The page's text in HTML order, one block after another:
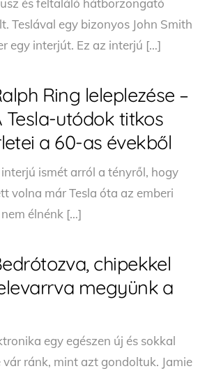
és feltaláló hátborzongató
Teslával egy bizonyos John Smith
egy interjút. Ez az interjú […]
Ring leleplezése –
Tesla-utódok titkos
a 60-as évekből
ismét arról a tényről, hogy
volna már Tesla óta az emberi
élnénk […]
chipekkel
megyünk a
egy egészen új és sokkal
vár ránk, mint azt gondoltuk. Jamie